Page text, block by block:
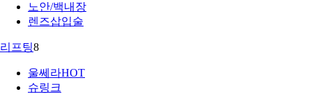
노안/백내장
렌즈삽입술
리프팅8
울쎄라HOT
슈링크